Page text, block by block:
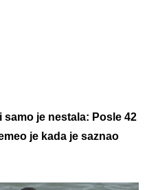
samo je nestala: Posle 42
je kada je saznao